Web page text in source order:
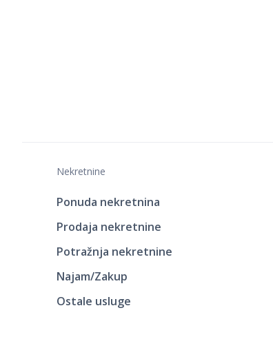
Nekretnine
Ponuda nekretnina
Prodaja nekretnine
Potražnja nekretnine
Najam/Zakup
Ostale usluge